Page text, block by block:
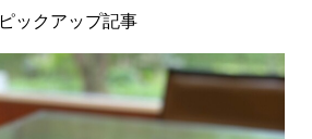
ピックアップ記事